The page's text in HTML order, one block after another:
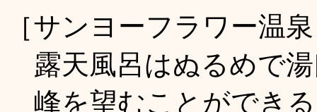
［サンヨーフラワー温
露天風呂はぬるめで
峰を望むことができ